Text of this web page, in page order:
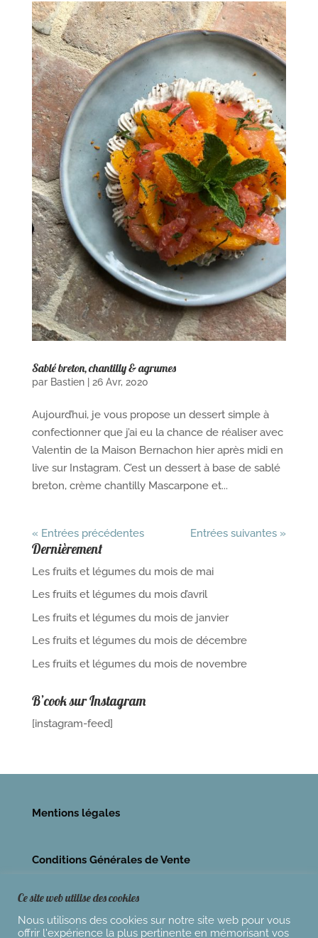
Sablé breton, chantilly & agrumes
par Bastien| 26 Avr, 2020
Aujourd’hui, je vous propose un dessert simple à
confectionner que j’ai eu la chance de réaliser avec
Valentin de la Maison Bernachon hier après midi en
live sur Instagram. C’est un dessert à base de sablé
breton, crème chantilly Mascarpone et...
« Entrées précédentes Entrées suivantes »
Dernièrement
Les fruits et légumes du mois de mai
Les fruits et légumes du mois d’avril
Les fruits et légumes du mois de janvier
Les fruits et légumes du mois de décembre
Les fruits et légumes du mois de novembre
B’cook sur Instagram
[instagram-feed]
Mentions légales
Conditions Générales de Vente
Ce site web utilise des cookies
Nous utilisons des cookies sur notre site web pour vous
offrir l'expérience la plus pertinente en mémorisant vos